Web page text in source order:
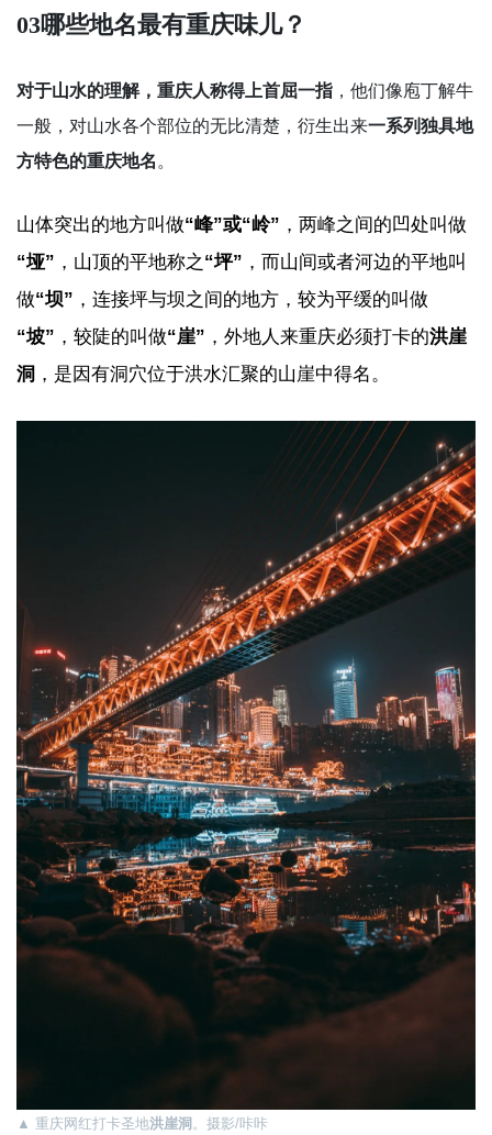
03哪些地名最有重庆味儿？
对于山水的理解，重庆人称得上首屈一指 ，他们像庖丁解牛
一般，对山水各个部位的无比清楚，衍生出来一系列独具地
方特色的重庆地名 。
山体突出的地方叫做“峰”或“岭” ，两峰之间的凹处叫做
“垭” ，山顶的平地称之“坪” ，而山间或者河边的平地叫
做“坝” ，连接坪与坝之间的地方，较为平缓的叫做
“坡” ，较陡的叫做“崖” ，外地人来重庆必须打卡的洪崖
洞 ，是因有洞穴位于洪水汇聚的山崖中得名。
▲ 重庆网红打卡圣地洪崖洞 。摄影/咔咔